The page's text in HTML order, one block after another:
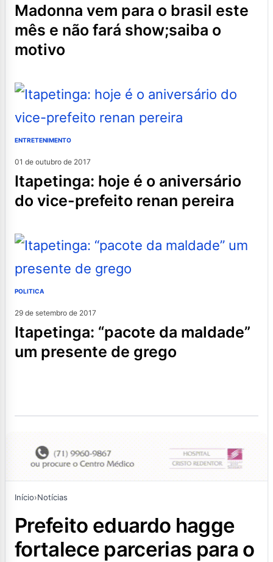
madonna vem para o brasil este
mês e não fará show;saiba o
motivo
ENTRETENIMENTO
01 de outubro de 2017
itapetinga: hoje é o aniversário
do vice-prefeito renan pereira
POLITICA
29 de setembro de 2017
itapetinga: “pacote da maldade”
um presente de grego
Início›Notícias
prefeito eduardo hagge
fortalece parcerias para o